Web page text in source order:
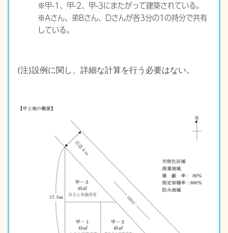
※甲-1、甲-2、甲-3にまたがって建築されている。
※Aさん、弟Bさん、Dさんが各3分の1の持分で共有
している。
(注)設例に関し、詳細な計算を行う必要はない。